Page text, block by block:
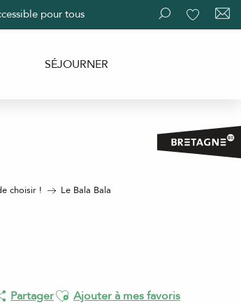
Recherche
pour tous
SÉJOURNER
choisir ! Le Bala Bala
PartagerAjouter aux favoris
Ajouter à mes favoris